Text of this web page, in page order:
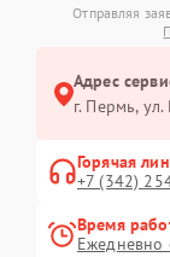
Отправляя
Адрес
г. Пермь,
Горячая
+7 (342)
Время
Ежедневно